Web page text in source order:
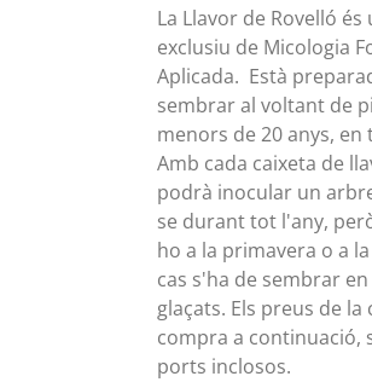
30,00€
a
La Llavor de Rovelló
exclusiu de Micologia
Aplicada. Està
sembrar al voltant de
menors de 20 anys,
Amb cada caixeta de
podrà inocular un
se durant tot l'any,
ho a la primavera o a
cas s'ha de sembrar
glaçats. Els preus de la
compra a continuació,
ports inclosos.